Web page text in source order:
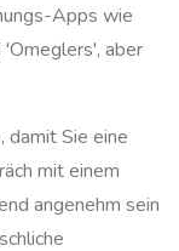
Apps wie
'Omeglers', aber
damit Sie eine
mit einem
angenehm sein